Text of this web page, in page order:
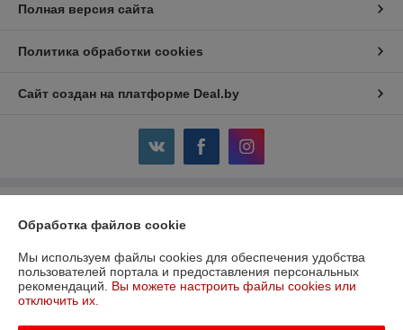
Полная версия сайта
Политика обработки cookies
Сайт создан на платформе Deal.by
220104, г. Минск, ул. М. Лынькова, д.17, пом. 4Н, ком 6
Регистрационный номер ЕГР: 191684551
Обработка файлов cookie
Мы используем файлы cookies для обеспечения удобства
пользователей портала и предоставления персональных
рекомендаций. Вы можете настроить файлы cookies или
отключить их.